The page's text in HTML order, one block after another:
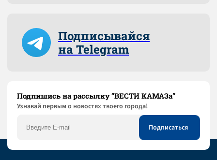
Подписывайся
на Telegram
Подпишись на рассылку “ВЕСТИ КАМАЗа”
Узнaвай первым о новостях твоего города!